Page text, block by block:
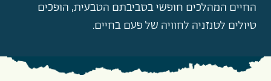
החיים המהלכים חופשי בסביבתם הטבעית, הופכים
טיולים לטנזניה לחוויה של פעם בחיים.